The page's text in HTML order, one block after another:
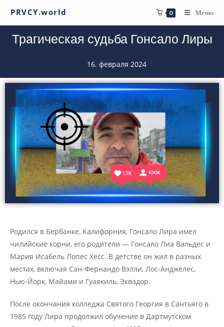
PRVCY.world 0 Меню
Трагическая судьба Гонсало Лиры
16. февраля 2024
Родился в Бербанке, Калифорния, Гонсало Лира имел
чилийские корни, его родители — Гонсало Лиа Вальдес и
Мария Исабель Лопес Хесс. В детстве он жил в разных
местах, включая Сан-Фернандо Вэлли, Лос-Анджелес,
Нью-Йорк, Майами и Гуаякиль, Эквадор.
После окончания колледжа Святого Георгия в Сантьяго в
1985 году Лира продолжил обучение в Дартмутском